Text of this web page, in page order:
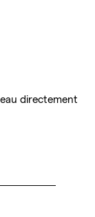
directement